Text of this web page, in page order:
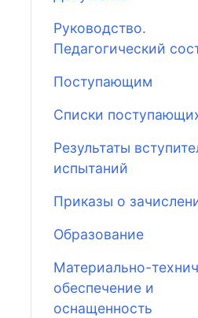
Руководство.
Педагогический
Поступающим
Списки
Результаты
испытаний
Приказы о
Образование
Материально-
обеспечение и
оснащенность